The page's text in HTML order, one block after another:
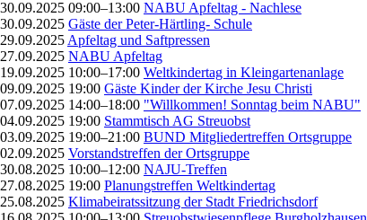
30.09.2025 09:00–13:00 NABU Apfeltag - Nachlese
30.09.2025 Gäste der Peter-Härtling- Schule
29.09.2025 Apfeltag und Saftpressen
27.09.2025 NABU Apfeltag
19.09.2025 10:00–17:00 Weltkindertag in Kleingartenanlage
09.09.2025 19:00 Gäste Kinder der Kirche Jesu Christi
07.09.2025 14:00–18:00 "Willkommen! Sonntag beim NABU"
04.09.2025 19:00 Stammtisch AG Streuobst
03.09.2025 19:00–21:00 BUND Mitgliedertreffen Ortsgruppe
02.09.2025 Vorstandstreffen der Ortsgruppe
30.08.2025 10:00–12:00 NAJU-Treffen
27.08.2025 19:00 Planungstreffen Weltkindertag
25.08.2025 Klimabeiratssitzung der Stadt Friedrichsdorf